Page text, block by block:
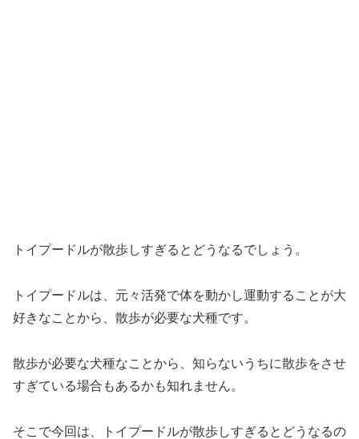
トイプードルが散歩しすぎるとどうなるでしょう。
トイプードルは、元々活発で体を動かし運動することが大
好きなことから、散歩が必要な犬種です。
散歩が必要な犬種なことから、知らないうちに散歩をさせ
すぎている場合もあるかも知れません。
そこで今回は、トイプードルが散歩しすぎるとどうなるの